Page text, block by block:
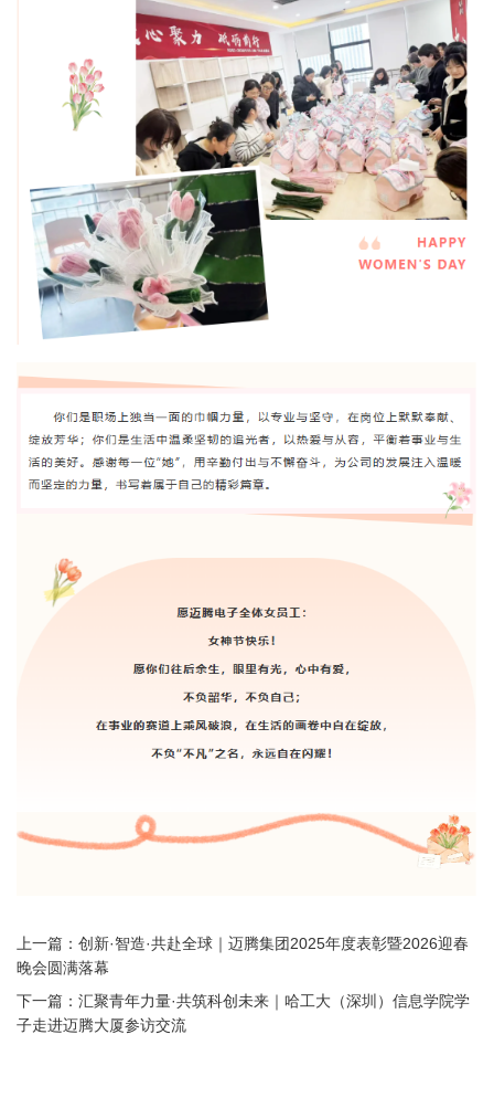
上一篇： 创新·智造·共赴全球｜迈腾集团2025年度表彰暨2026迎春
晚会圆满落幕
下一篇： 汇聚青年力量·共筑科创未来｜哈工大（深圳）信息学院学
子走进迈腾大厦参访交流